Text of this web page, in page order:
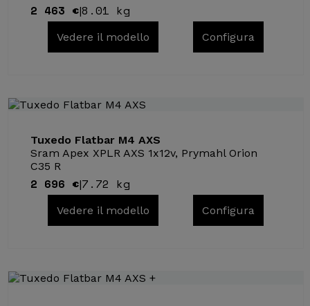
2 463 €|8.01 kg
Vedere il modello Configura
Tuxedo Flatbar M4 AXS
Sram Apex XPLR AXS 1x12v, Prymahl Orion
C35 R
2 696 €|7.72 kg
Vedere il modello Configura